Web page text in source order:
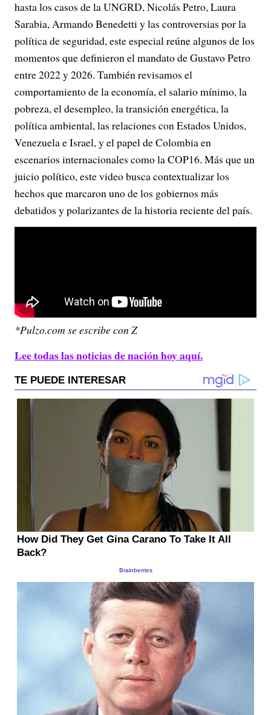
hasta los casos de la UNGRD, Nicolás Petro, Laura
Sarabia, Armando Benedetti y las controversias por la
política de seguridad, este especial reúne algunos de los
momentos que definieron el mandato de Gustavo Petro
entre 2022 y 2026. También revisamos el
comportamiento de la economía, el salario mínimo, la
pobreza, el desempleo, la transición energética, la
política ambiental, las relaciones con Estados Unidos,
Venezuela e Israel, y el papel de Colombia en
escenarios internacionales como la COP16. Más que un
juicio político, este video busca contextualizar los
hechos que marcaron uno de los gobiernos más
debatidos y polarizantes de la historia reciente del país.
*Pulzo.com se escribe con Z
Lee todas las noticias de nación hoy aquí.